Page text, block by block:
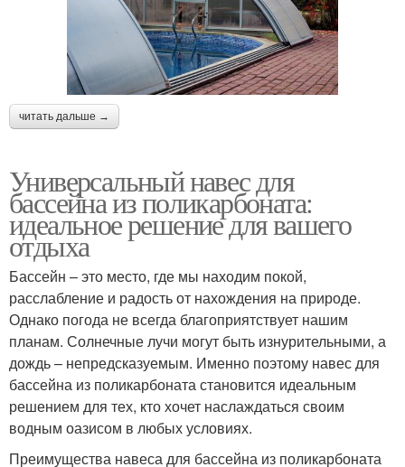
читать дальше →
Универсальный навес для
бассейна из поликарбоната:
идеальное решение для вашего
отдыха
Бассейн – это место, где мы находим покой,
расслабление и радость от нахождения на природе.
Однако погода не всегда благоприятствует нашим
планам. Солнечные лучи могут быть изнурительными, а
дождь – непредсказуемым. Именно поэтому навес для
бассейна из поликарбоната становится идеальным
решением для тех, кто хочет наслаждаться своим
водным оазисом в любых условиях.
Преимущества навеса для бассейна из поликарбоната